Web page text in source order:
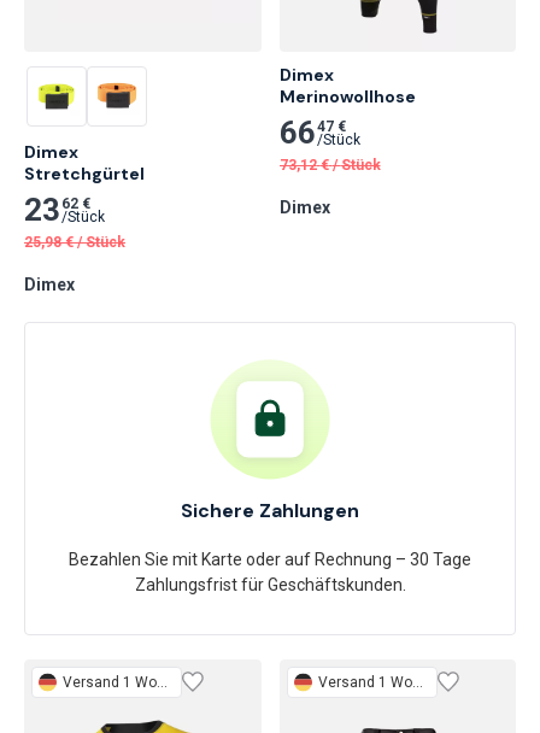
Sichere Zahlungen
Bezahlen Sie mit Karte oder auf Rechnung – 30 Tage
Zahlungsfrist für Geschäftskunden.
Dimex
Stretchgürtel
23 62 €
/Stück
25,98 € /Stück
Dimex
Dimex
Merinowollhose
6647 €
/Stück
73,12 € /Stück
Dimex
Versand 1 Woche Versand 1 Woche